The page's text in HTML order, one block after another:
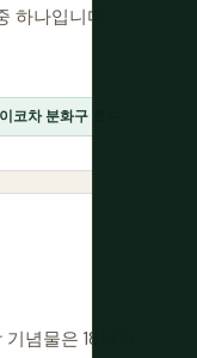
하나입니다.
코차 분화구 호수
념물은 18세기